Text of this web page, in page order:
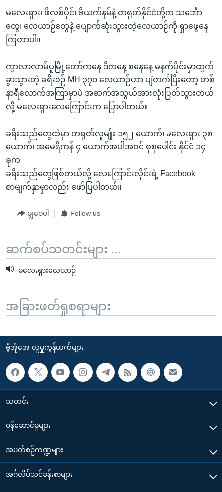
မလေးရှား၊ ဖိလစ်ပိုင်၊ ဗီယက်နမ်နဲ့ တရုတ်နိုင်ငံတို့က သင်္ဘော
တွေ၊ လေယာဉ်တွေနဲ့ ပျောက်ဆုံးသွားတဲ့လေယာဉ်ကို ရှာဖွေနေ
ကြတာပါ။
ကွာလာလာမ်ပူမြို့တော်ကနေ ဒီကနေ့ စနေနေ့ မနက်ပိုင်းမှာထွက်
ခွာသွားတဲ့ ခရီးစဉ် MH ၃၇၀ လေယာဉ်ဟာ ပျံတက်ပြီးတော့ တစ်
နာရီလောက်အကြာမှာပဲ အဆက်အသွယ်အားလုံးပြတ်သွားတယ်
လို့ မလေးရှားလေကြောင်းက ပြောပါတယ်။
ခရီးသည်တွေထဲမှာ တရုတ်လူမျိုး ၁၅၂ ယောက်၊ မလေးရှား ၃၈
ယောက်၊ အမေရိကန် ၄ ယောက်အပါအဝင် စုစုပေါင်း နိုင်ငံ ၁၄
ခုက
ခရီးသည်တွေဖြစ်တယ်လို့ လေကြောင်းလိုင်းရဲ့ Facebook
စာမျက်နှာမှာလည်း ဖော်ပြပါတယ်။
မျှဝေပါ Follow us
ဆက်စပ်သတင်းများ ...
မလေးရှားလေယာဉ်
အခြားဖတ်ရှုစရာများ
ဗွီအိုအေ လူမှုကွန်ယက်များ
သတင်း
၀န်ဆောင်မှုများ
အပတ်စဉ်ကဏ္ဍများ
အင်္ဂလိပ်သင်ခန်းစာများ